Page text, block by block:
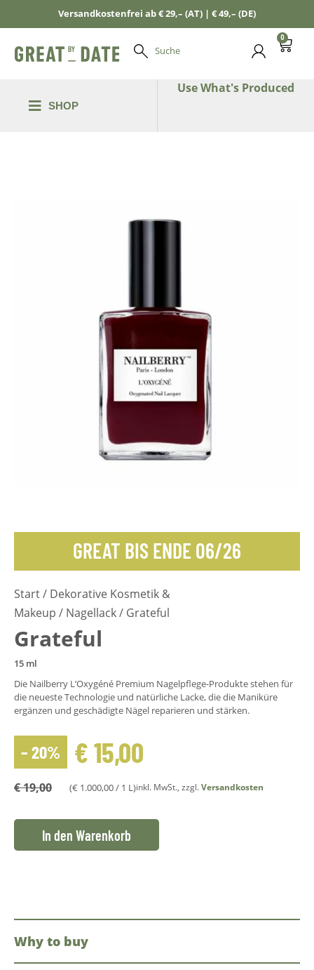
Versandkostenfrei ab € 29,– (AT) | € 49,– (DE)
Suche
0
SHOP
Use What's Produced
GREAT BIS ENDE 06/26
Start/ Dekorative Kosmetik &
Makeup / Nagellack/ Grateful
Grateful
15 ml
Die Nailberry L’Oxygéné Premium Nagelpflege-Produkte stehen für
die neueste Technologie und natürliche Lacke, die die Maniküre
ergänzen und geschädigte Nägel reparieren und stärken.
– 20% €15,00
€19,00 (€ 1.000,00/ 1 L)inkl. MwSt., zzgl.Versandkosten
In den Warenkorb
Why to buy